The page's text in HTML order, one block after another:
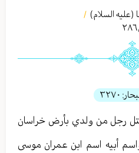
(عليه السلام) /
٣٢٧٠
رجل من ولدي بأرض خراسان
أبيه اسم ابن عمران موسى